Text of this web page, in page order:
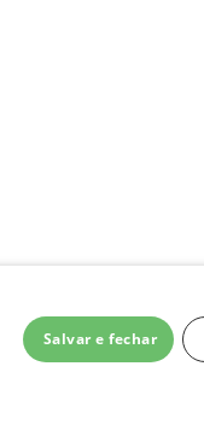
Salvar e fechar